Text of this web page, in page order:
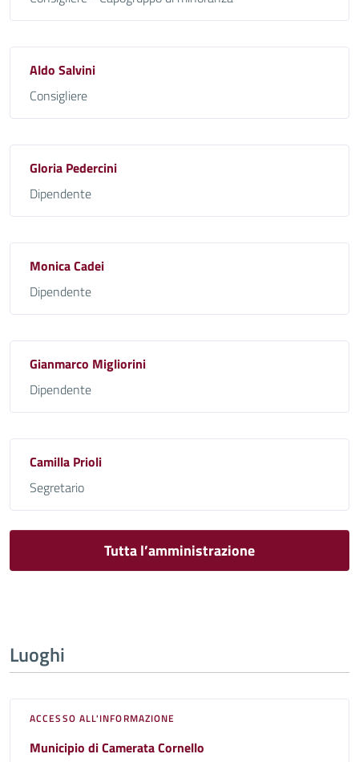
Aldo Salvini
Consigliere
Gloria Pedercini
Dipendente
Monica Cadei
Dipendente
Gianmarco Migliorini
Dipendente
Camilla Prioli
Segretario
Tutta l’amministrazione
Luoghi
ACCESSO ALL'INFORMAZIONE
Municipio di Camerata Cornello